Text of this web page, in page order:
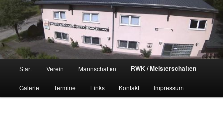
Start Verein Mannschaften RWK / Meisterschaften
Galerie Termine Links Kontakt Impressum